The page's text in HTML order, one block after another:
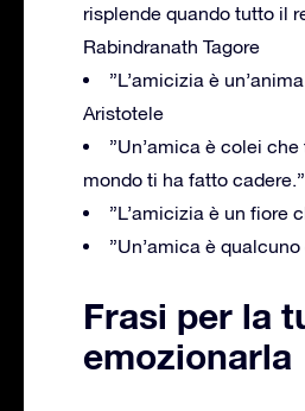
risplende quando tutto il
Rabindranath Tagore
”L’amicizia è
Aristotele
”Un’amica è colei
mondo ti ha fatto
”L’amicizia è un fiore
”Un’amica è
Frasi per la
emozionarla